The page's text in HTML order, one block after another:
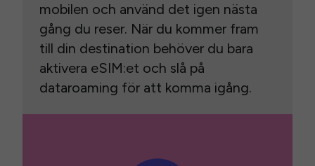
mobilen och använd det igen nästa
gång du reser. När du kommer fram
till din destination behöver du bara
aktivera eSIM:et och slå på
dataroaming för att komma igång.